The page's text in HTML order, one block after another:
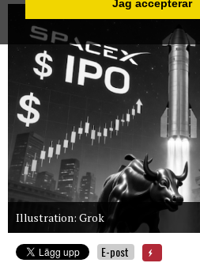
Jag accepterar
Illustration: Grok
E-post